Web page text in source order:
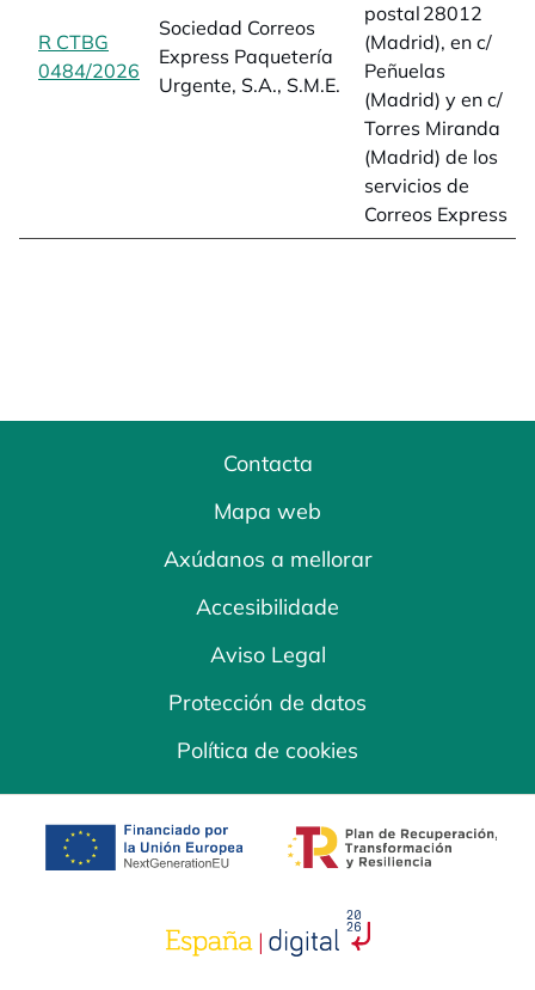
R CTBG
0484/2026 opens in a new tab
Sociedad Correos
Express Paquetería
Urgente, S.A., S.M.E.
postal 28012
(Madrid), en c/
Peñuelas
(Madrid) y en c/
Torres Miranda
(Madrid) de los
servicios de
Correos Express
Contacta
Mapa web
Axúdanos a mellorar
Accesibilidade
Aviso Legal
Protección de datos
Política de cookies
opens in a new tab opens in a new
opens in a new tab